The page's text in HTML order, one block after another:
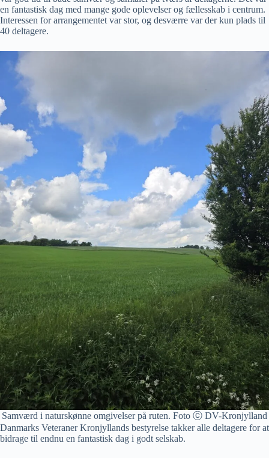
en fantastisk dag med mange gode oplevelser og fællesskab i centrum.
Interessen for arrangementet var stor, og desværre var der kun plads til
40 deltagere.
Samværd i naturskønne omgivelser på ruten. Foto ⓒ DV-Kronjylland
Danmarks Veteraner Kronjyllands bestyrelse takker alle deltagere for at
bidrage til endnu en fantastisk dag i godt selskab.